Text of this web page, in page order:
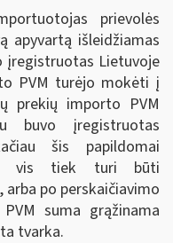
prievolės
apyvartą išleidžiamas
įregistruotas Lietuvoje
PVM turėjo mokėti į
prekių importo PVM
buvo įregistruotas
šis papildomai
vis tiek turi būti
po perskaičiavimo
suma grąžinama
tvarka.